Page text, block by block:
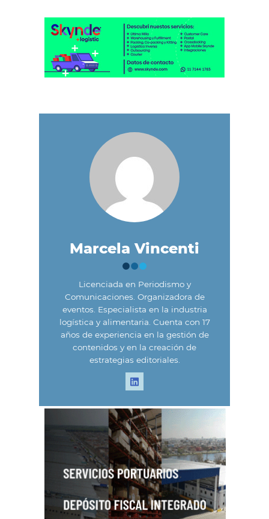
Marcela Vincenti
Licenciada en Periodismo y
Comunicaciones. Organizadora de
eventos. Especialista en la industria
logística y alimentaria. Cuenta con 17
años de experiencia en la gestión de
contenidos y en la creación de
estrategias editoriales.